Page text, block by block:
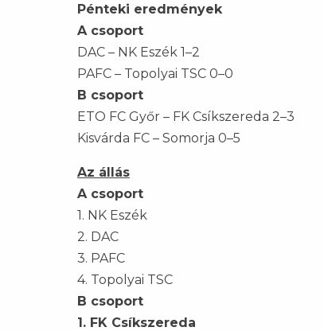
Pénteki eredmények
A csoport
DAC – NK Eszék 1–2
PAFC – Topolyai TSC 0–0
B csoport
ETO FC Győr – FK Csíkszereda 2–3
Kisvárda FC – Somorja 0–5
Az állás
A csoport
1. NK Eszék
2. DAC
3. PAFC
4. Topolyai TSC
B csoport
1. FK Csíkszereda